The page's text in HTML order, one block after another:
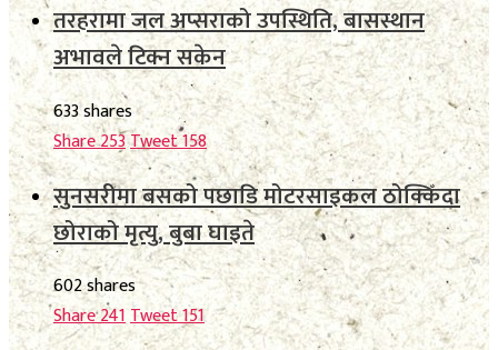
तरहरामा जल अप्सराको उपस्थिति, बासस्थान
अभावले टिक्न सकेन
633 shares
Share253Tweet158
सुनसरीमा बसको पछाडि मोटरसाइकल ठोक्किँदा
छोराको मृत्यु, बुबा घाइते
602 shares
Share241Tweet151